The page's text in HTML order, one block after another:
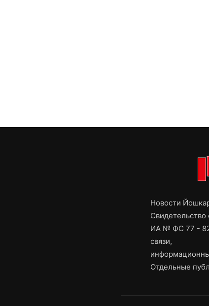
Новости
ИА № ФС 77 -
связи,
Отдельные